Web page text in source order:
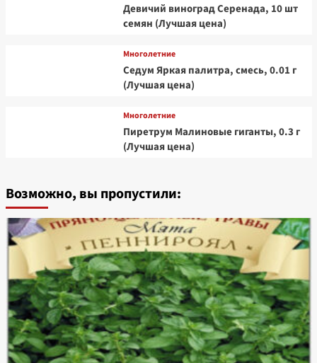
Девичий виноград Серенада, 10 шт
семян (Лучшая цена)
Многолетние
Седум Яркая палитра, смесь, 0.01 г
(Лучшая цена)
Многолетние
Пиретрум Малиновые гиганты, 0.3 г
(Лучшая цена)
Возможно, вы пропустили: